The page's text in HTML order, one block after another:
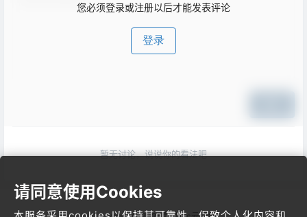
您必须登录或注册以后才能发表评论
登录
暂无讨论，说说你的看法吧
请同意使用Cookies